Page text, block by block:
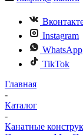
Instagram
WhatsApp
TikTok
Главная
-
Каталог
-
Канатные